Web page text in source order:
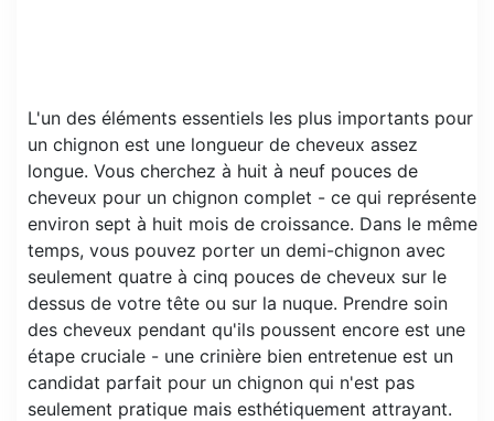
L'un des éléments essentiels les plus importants pour
un chignon est une longueur de cheveux assez
longue. Vous cherchez à huit à neuf pouces de
cheveux pour un chignon complet - ce qui représente
environ sept à huit mois de croissance. Dans le même
temps, vous pouvez porter un demi-chignon avec
seulement quatre à cinq pouces de cheveux sur le
dessus de votre tête ou sur la nuque. Prendre soin
des cheveux pendant qu'ils poussent encore est une
étape cruciale - une crinière bien entretenue est un
candidat parfait pour un chignon qui n'est pas
seulement pratique mais esthétiquement attrayant.